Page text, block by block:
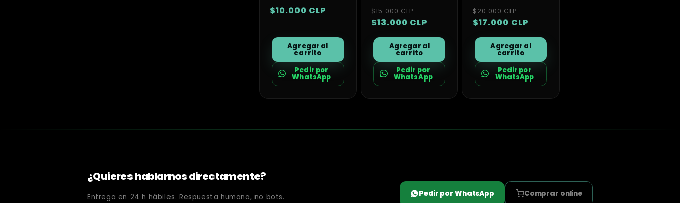
Precio
$10.000 CLP
Agregar al
carrito
Pedir por
WhatsApp
Precio
habitual
$15.000 CLP
de
oferta
$13.000 CLP
Agregar al
carrito
Pedir por
WhatsApp
Precio
habitual
$20.000 CLP
de
oferta
$17.000 CLP
Agregar al
carrito
Pedir por
WhatsApp
¿Quieres hablarnos directamente?
Entrega en 24 h hábiles. Respuesta humana, no bots. Pedir por WhatsApp Comprar online